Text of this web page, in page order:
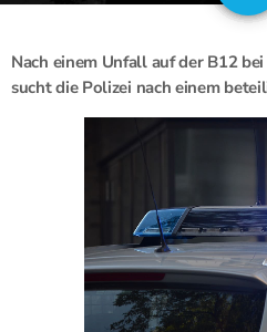
Nach einem Unfall auf der B12
sucht die Polizei nach einem